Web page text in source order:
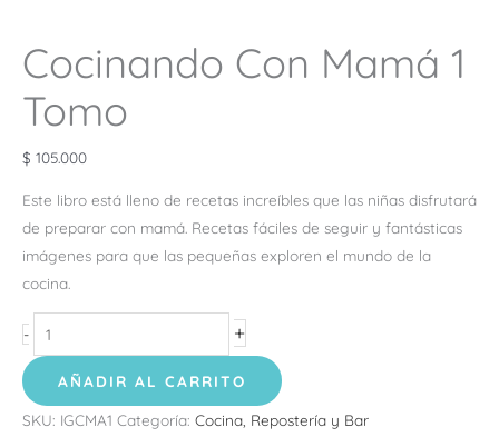
Cocinando Con Mamá 1
Tomo
$ 105.000
Este libro está lleno de recetas increíbles que las niñas disfrutará
de preparar con mamá. Recetas fáciles de seguir y fantásticas
imágenes para que las pequeñas exploren el mundo de la
cocina.
- +
AÑADIR AL CARRITO
SKU: IGCMA1 Categoría: Cocina, Repostería y Bar